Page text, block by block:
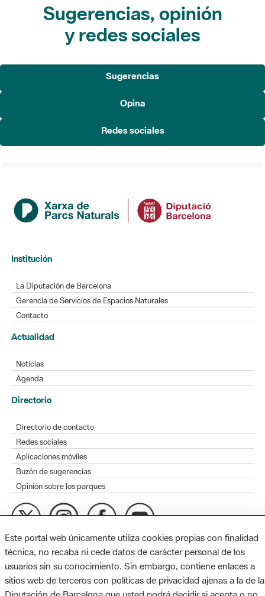
Sugerencias, opinión
y redes sociales
Sugerencias
Opina
Redes sociales
Institución
La Diputación de Barcelona
Gerencia de Servicios de Espacios Naturales
Contacto
Actualidad
Noticias
Agenda
Directorio
Directorio de contacto
Redes sociales
Aplicaciones móviles
Buzón de sugerencias
Opinión sobre los parques
MAPA WEB AVISO LEGAL ACCESIBILIDAD
Diputación de Barcelona. Edifici Llacuna, 1a planta. Badajoz, 49.
08005 Barcelona. Tel. 934 022 428 / xarxaparcs@diba.cat
Este portal web únicamente utiliza cookies propias con finalidad
técnica, no recaba ni cede datos de carácter personal de los
usuarios sin su conocimiento. Sin embargo, contiene enlaces a
sitios web de terceros con políticas de privacidad ajenas a la de la